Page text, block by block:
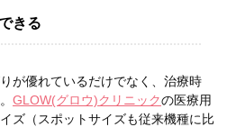
きる
が優れているだけでなく、治療時
GLOW(グロウ)クリニックの医療用
ズ（スポットサイズも従来機種に比